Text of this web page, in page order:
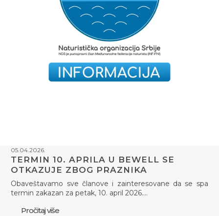
05.04.2026.
TERMIN 10. APRILA U BEWELL SE
OTKAZUJE ZBOG PRAZNIKA
Obaveštavamo sve članove i zainteresovane da se spa
termin zakazan za petak, 10. april 2026.…
Pročitaj više